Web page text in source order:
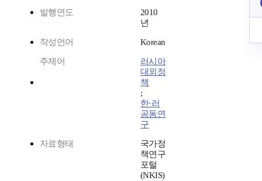
발행연도
2010
년
작성언어 Korean
주제어
러시아
대외정
책
;
한·러
공동연
구
자료형태
국가정
책연구
포털
(NKIS)